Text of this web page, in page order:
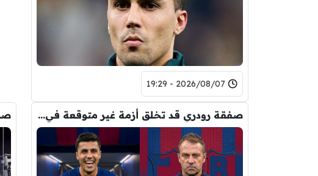
2026/08/07 - 19:29
صفقة رودري قد تخلق أزمة غير متوقعة في برشلونة